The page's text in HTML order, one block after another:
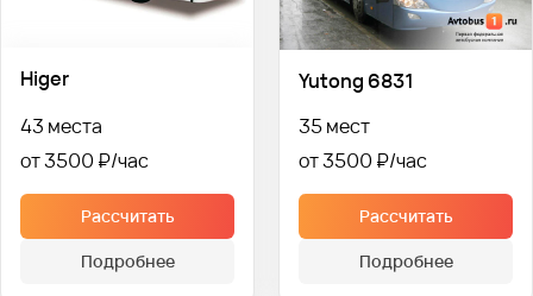
Higer
43 места
от 3500 ₽
Рассчитать
Подробнее
Yutong 6831
35 мест
от 3500 ₽
Рассчитать
Подробнее